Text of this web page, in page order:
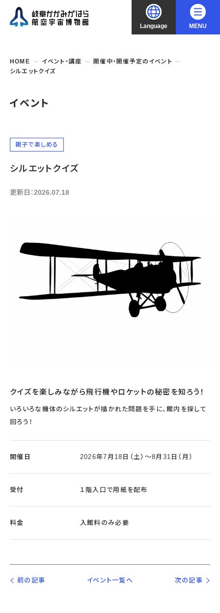
Language
中文（简化字）
中文（繁體字）
한국어
MENU
年間パスポート
フロアガイド
よくあるご質問
企画展
開催中・開催予定の企画展
常設展示
その他の展示
シアタールーム上映
操縦シミュレーション体験
おすすめコース
イベント・講座
開催中・開催予定のイベント
教室・講座・講演
予約申し込み
これまでのイベント
博物館としての取組み
地域との連携
レンタルそらはく
空宙博ボランティア
福祉団体
子ども会・スポーツ少年団等
学校・教育関係の方へ
遠足・社会見学
教育プログラム
展示・イベントカレンダー
イベント予約申し込み
チャレンジそらはく
スタッフコラム
お問い合わせ
HOME イベント・講座
開催中・開催予定のイベント
シルエットクイズ
イベント
親子で楽しめる
シルエットクイズ
更新日：2026.07.18
クイズを楽しみながら飛行機やロケットの秘密を知ろう！
いろいろな機体のシルエットが描かれた問題を手に、館内を探して
回ろう！
開催日 2026年7月18日（土）～8月31日（月）
受付 １階入口で用紙を配布
料金 入館料のみ必要
前の記事 イベント一覧へ 次の記事